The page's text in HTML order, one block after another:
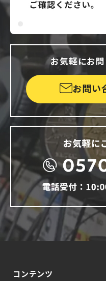
お気軽にお
お問い
コンテンツ